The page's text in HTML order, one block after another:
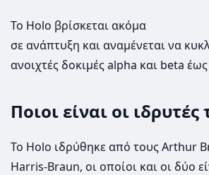
Το Holo βρίσκεται ακόμα
σε ανάπτυξη και αναμένεται να
ανοιχτές δοκιμές alpha και beta
Ποιοι είναι οι
To Holo ιδρύθηκε από τους Arthur
Harris-Braun, οι οποίοι και οι δύο